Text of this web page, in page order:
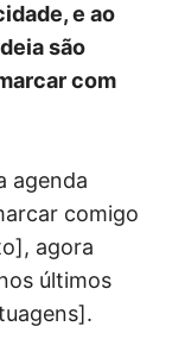
e ao
são
com
agenda
comigo
agora
últimos